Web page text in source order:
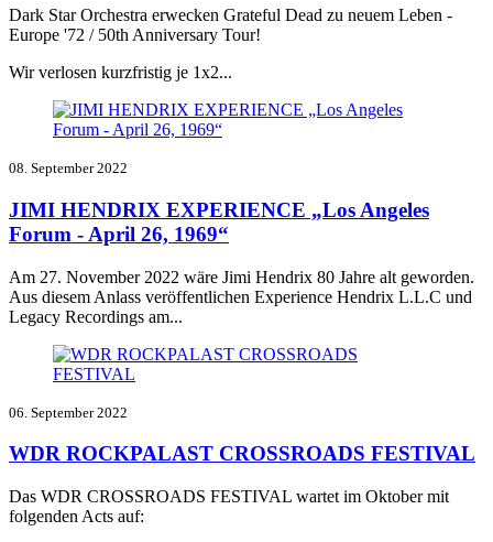
Dark Star Orchestra erwecken Grateful Dead zu neuem Leben -
Europe '72 / 50th Anniversary Tour!
Wir verlosen kurzfristig je 1x2...
08. September 2022
JIMI HENDRIX EXPERIENCE „Los Angeles
Forum - April 26, 1969“
Am 27. November 2022 wäre Jimi Hendrix 80 Jahre alt geworden.
Aus diesem Anlass veröffentlichen Experience Hendrix L.L.C und
Legacy Recordings am...
06. September 2022
WDR ROCKPALAST CROSSROADS FESTIVAL
Das WDR CROSSROADS FESTIVAL wartet im Oktober mit
folgenden Acts auf: